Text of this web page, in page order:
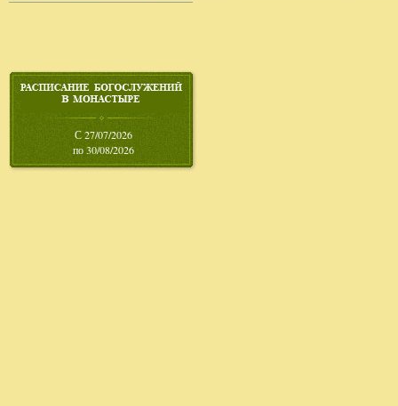
С 27/07/2026
по 30/08/2026